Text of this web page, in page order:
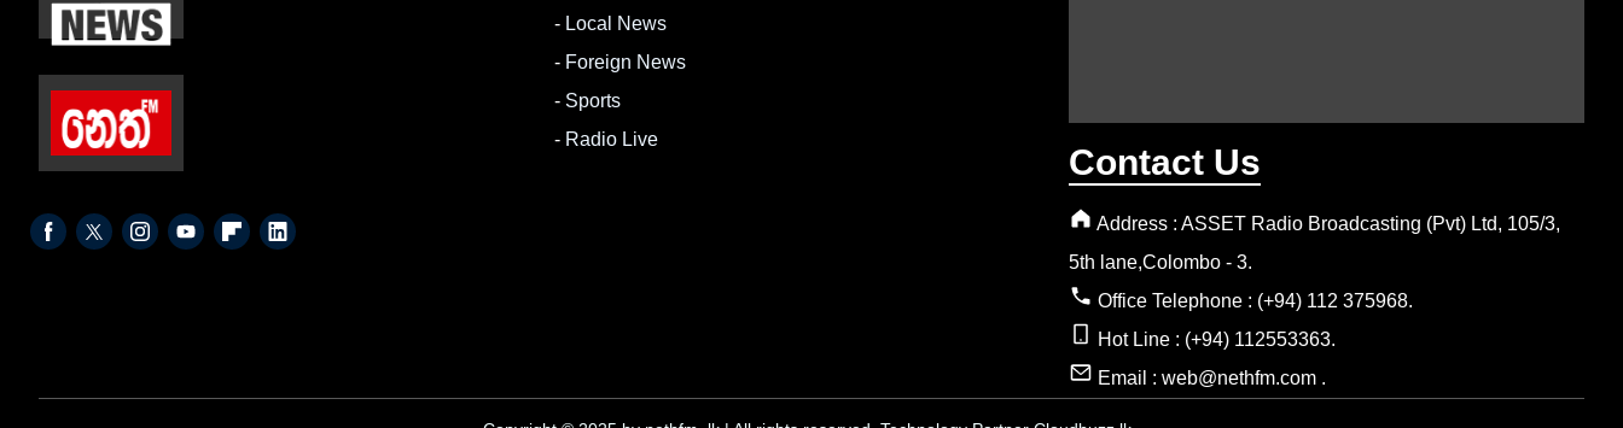
- Local News
- Foreign News
- Sports
- Radio Live
Contact Us
Address : ASSET Radio Broadcasting (Pvt) Ltd, 105/3,
5th lane,Colombo - 3.
Office Telephone : (+94) 112 375968.
Hot Line : (+94) 112553363.
Email : web@nethfm.com .